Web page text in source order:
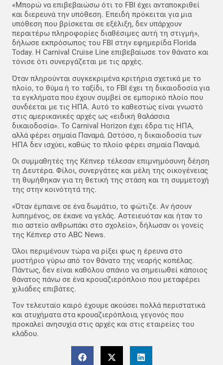
«Μπορώ να επιβεβαιώσω ότι το FBI έχει ανταποκριθεί
και διερευνά την υπόθεση. Επειδή πρόκειται για μια
υπόθεση που βρίσκεται σε εξέλιξη, δεν υπάρχουν
περαιτέρω πληροφορίες διαθέσιμες αυτή τη στιγμή»,
δήλωσε εκπρόσωπος του FBI στην εφημερίδα Florida
Today. Η Carnival Cruise Line επιβεβαίωσε τον θάνατο και
τόνισε ότι συνεργάζεται με τις αρχές.
Όταν πληρούνται συγκεκριμένα κριτήρια σχετικά με το
πλοίο, το θύμα ή το ταξίδι, το FBI έχει τη δικαιοδοσία για
τα εγκλήματα που έχουν συμβεί σε εμπορικό πλοίο που
συνδέεται με τις ΗΠΑ. Αυτό το καθεστώς είναι γνωστό
στις αμερικανικές αρχές ως «ειδική θαλάσσια
δικαιοδοσία». Το Carnival Horizon έχει έδρα τις ΗΠΑ,
αλλά φέρει σημαία Παναμά. Ωστόσο, η δικαιοδοσία των
ΗΠΑ δεν ισχύει, καθώς το πλοίο φέρει σημαία Παναμά.
Οι συμμαθητές της Κέπνερ τέλεσαν επιμνημόσυνη δέηση
τη Δευτέρα. Φίλοι, συνεργάτες και μέλη της οικογένειας
τη θυμήθηκαν για τη θετική της στάση και τη συμμετοχή
της στην κοινότητά της.
«Όταν έμπαινε σε ένα δωμάτιο, το φώτιζε. Αν ήσουν
λυπημένος, σε έκανε να γελάς. Αστειευόταν και ήταν το
πιο αστείο ανθρωπάκι στο σχολείο», δήλωσαν οι γονείς
της Κέπνερ στο ABC News.
Όλοι περιμένουν τώρα να ρίξει φως η έρευνα στο
μυστήριο γύρω από τον θάνατο της νεαρής κοπέλας.
Πάντως, δεν είναι καθόλου σπάνιο να σημειωθεί κάποιος
θάνατος πάνω σε ένα κρουαζιερόπλοιο που μεταφέρει
χιλιάδες επιβάτες.
Τον τελευταίο καιρό έχουμε ακούσει πολλά περιστατικά
και ατυχήματα στα κρουαζιερόπλοια, γεγονός που
προκαλεί ανησυχία στις αρχές και στις εταιρείες του
κλάδου.